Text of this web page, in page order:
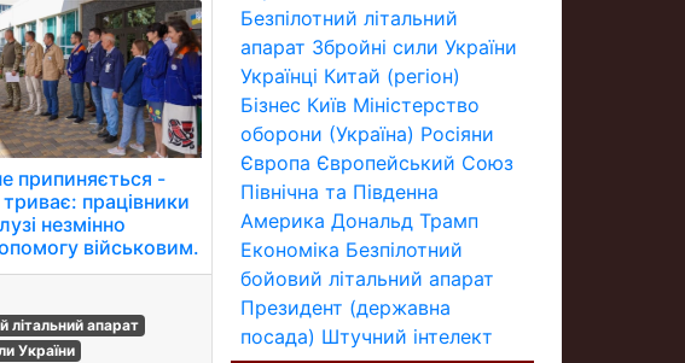
припиняється -
працівники
незмінно
військовим.
літальний апарат
України
Безпілотний літальний
апарат Збройні сили України
Українці Китай (регіон)
Бізнес Київ Міністерство
оборони (Україна) Росіяни
Європа Європейський Союз
Північна та Південна
Америка Дональд Трамп
Економіка Безпілотний
бойовий літальний апарат
Президент (державна
посада) Штучний інтелект